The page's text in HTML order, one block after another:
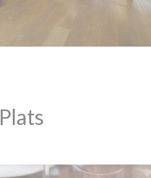
Plats